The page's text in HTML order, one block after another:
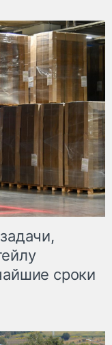
сроки